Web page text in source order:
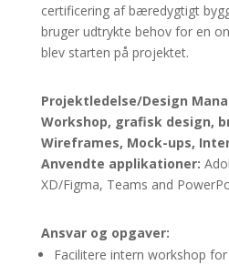
certificering af bæredygtigt
bruger udtrykte behov for en
blev starten på projektet.
Projektledelse/Design
Workshop, grafisk design,
Wireframes, Mock-ups,
Anvendte applikationer:
XD/Figma, Teams and
Ansvar og opgaver:
Facilitere intern workshop